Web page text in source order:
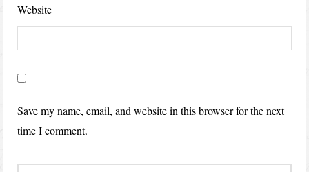
Website
Save my name, email, and website in this browser for the next
time I comment.